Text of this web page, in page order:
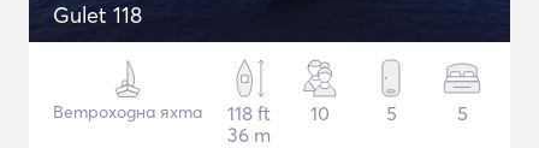
Gulet 118
Ветроходна яхта
118 ft
36 m
10 5 5